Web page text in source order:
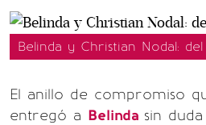
Belinda y Christian Nodal:
El anillo de compromiso
entregó a Belinda sin